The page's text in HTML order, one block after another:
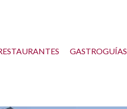
GASTROGUÍAS